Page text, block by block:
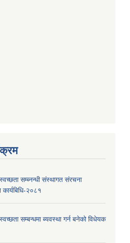
सम्ब्नन्धी संस्थागत संरचना
२०८१
सम्बन्धमा ब्यवस्था गर्न बनेको विधेयक